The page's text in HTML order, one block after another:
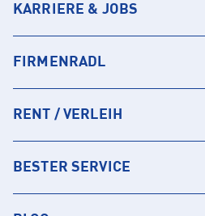
KARRIERE & JOBS
FIRMENRADL
RENT / VERLEIH
BESTER SERVICE